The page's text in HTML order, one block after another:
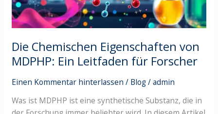
Die Chemischen Eigenschaften von
MDPHP: Ein Leitfaden für Forscher
Einen Kommentar hinterlassen / Blog/admin
Was ist MDPHP ist eine synthetische Substanz, die in
für
Forscher